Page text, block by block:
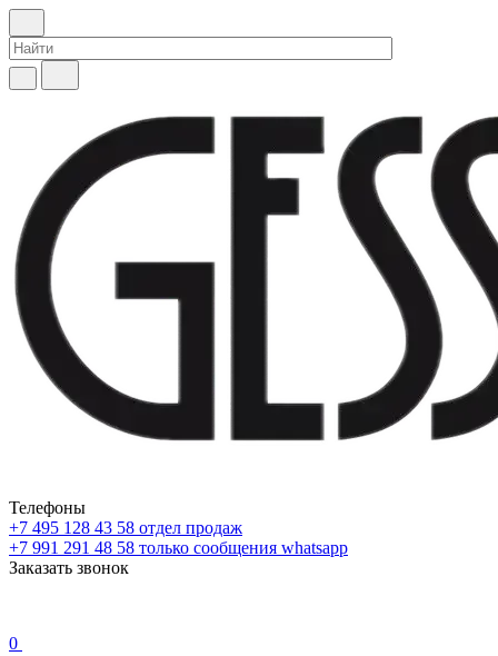
Телефоны
+7 495 128 43 58 отдел продаж
+7 991 291 48 58 только сообщения whatsapp
Заказать звонок
0